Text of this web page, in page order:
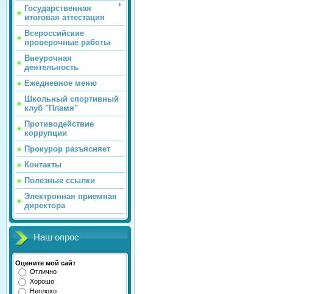
Государственная
итоговая аттестация
Всероссийские
проверочные работы
Внеурочная
деятельность
Ежедневное меню
Школьный спортивный
клуб "Пламя"
Противодействие
коррупции
Прокурор разъясняет
Контакты
Полезные ссылки
Электронная приемная
директора
Наш опрос
Оцените мой сайт
Отлично
Хорошо
Неплохо